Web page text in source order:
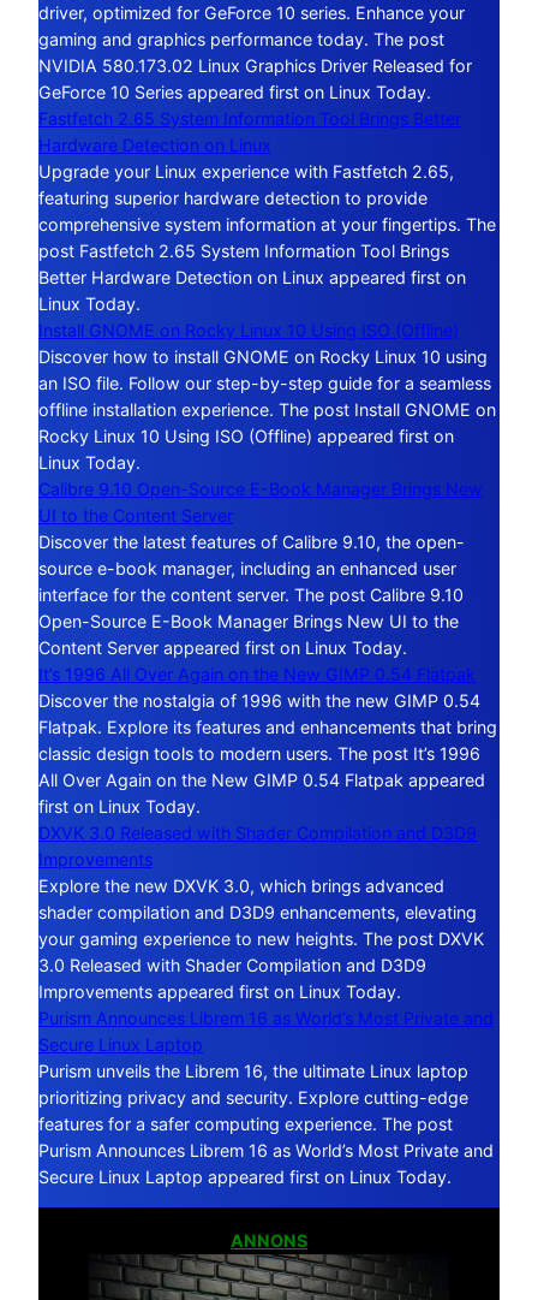
driver, optimized for GeForce 10 series. Enhance your
gaming and graphics performance today. The post
NVIDIA 580.173.02 Linux Graphics Driver Released for
GeForce 10 Series appeared first on Linux Today.
Fastfetch 2.65 System Information Tool Brings Better
Hardware Detection on Linux
Upgrade your Linux experience with Fastfetch 2.65,
featuring superior hardware detection to provide
comprehensive system information at your fingertips. The
post Fastfetch 2.65 System Information Tool Brings
Better Hardware Detection on Linux appeared first on
Linux Today.
Install GNOME on Rocky Linux 10 Using ISO (Offline)
Discover how to install GNOME on Rocky Linux 10 using
an ISO file. Follow our step-by-step guide for a seamless
offline installation experience. The post Install GNOME on
Rocky Linux 10 Using ISO (Offline) appeared first on
Linux Today.
Calibre 9.10 Open-Source E-Book Manager Brings New
UI to the Content Server
Discover the latest features of Calibre 9.10, the open-
source e-book manager, including an enhanced user
interface for the content server. The post Calibre 9.10
Open-Source E-Book Manager Brings New UI to the
Content Server appeared first on Linux Today.
It’s 1996 All Over Again on the New GIMP 0.54 Flatpak
Discover the nostalgia of 1996 with the new GIMP 0.54
Flatpak. Explore its features and enhancements that bring
classic design tools to modern users. The post It’s 1996
All Over Again on the New GIMP 0.54 Flatpak appeared
first on Linux Today.
DXVK 3.0 Released with Shader Compilation and D3D9
Improvements
Explore the new DXVK 3.0, which brings advanced
shader compilation and D3D9 enhancements, elevating
your gaming experience to new heights. The post DXVK
3.0 Released with Shader Compilation and D3D9
Improvements appeared first on Linux Today.
Purism Announces Librem 16 as World’s Most Private and
Secure Linux Laptop
Purism unveils the Librem 16, the ultimate Linux laptop
prioritizing privacy and security. Explore cutting-edge
features for a safer computing experience. The post
Purism Announces Librem 16 as World’s Most Private and
Secure Linux Laptop appeared first on Linux Today.
ANNONS